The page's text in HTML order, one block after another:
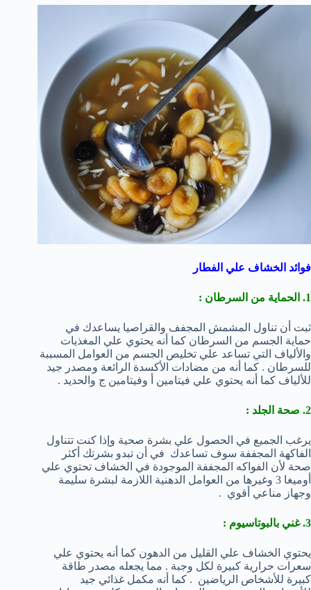
فوائد الخشاف علي الفطار
1. الحماية من السرطان :
ثبت أن تناول المشمش المجفف والقراصيا يساعدك في
حماية الجسم من السرطان كما أنه يحتوي علي المغذيات
والألياف التي تساعد علي تخليص الجسم من العوامل المسببة
للسرطان . كما أنه من مضادات الأكسدة الرائعة ومصدر جيد
للألياف كما أنه يحتوي علي فيتامين أ وفيتامين ج والحديد .
2. صحة الجلد :
يرغب الجميع في الحصول علي بشرة صحية وإذا كنت تتناول
الفاكهة المجففة سوف تساعدك في أن تبدو بشرتك أكثر
صحة لأن الفواكه المجففة الموجودة في الخشاف تحتوي علي
أوميغا 3 وغيرها من العوامل الدهنية اللازمة لبشرة سليمة
وجهاز مناعي أقوي .
3. غني بالبوتاسيوم :
يحتوي الخشاف علي القليل من الدهون كما أنه يحتوي علي
سعرات حرارية كبيرة لكل وجبة . مما يجعله مصدر طاقة
كبيرة للأشخاص الرياضين . كما أنه مكمل غذائي جيد